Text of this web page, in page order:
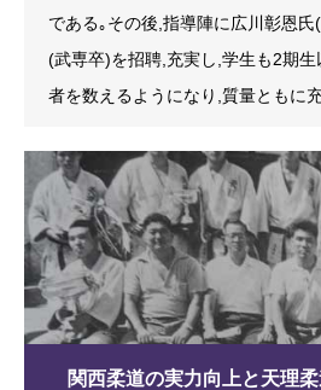
である｡その後,指導陣に広川彰恩
(武専卒)を招聘,充実し,学生も2期
者を数えるようになり,質量ともに
関西柔道の実力向上と天理